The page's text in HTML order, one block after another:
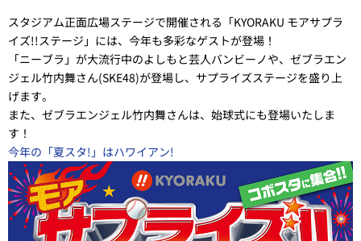
スタジアム正面広場ステージで開催される「KYORAKU モアサプラ
イズ!!ステージ」には、今年も多彩なゲストが登場！
「ニーブラ」が大流行中のよしもと芸人バンビーノや、ゼブラエン
ジェル竹内舞さん(SKE48)が登場し、サプライズステージを盛り上
げます。
また、ゼブラエンジェル竹内舞さんは、始球式にも登場いたしま
す！
今年の「夏スタ!」はハワイアン!